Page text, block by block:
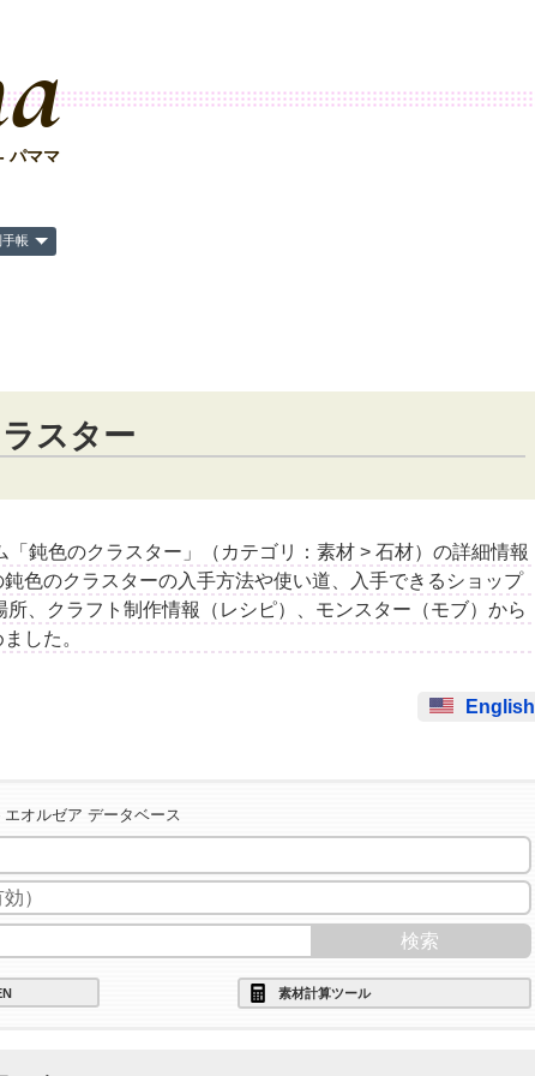
パママ
手帳
スター
「鈍色のクラスター」（カテゴリ：素材 > 石材）の詳細情報
色のクラスターの入手方法や使い道、入手できるショップ
所、クラフト制作情報（レシピ）、モンスター（モブ）から
した。
English
エオルゼア データベース
素材計算ツール